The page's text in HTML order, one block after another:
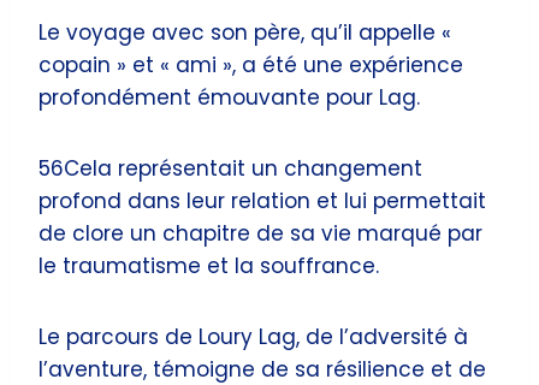
Le voyage avec son père, qu’il appelle «
copain » et « ami », a été une expérience
profondément émouvante pour Lag.
56Cela représentait un changement
profond dans leur relation et lui permettait
de clore un chapitre de sa vie marqué par
le traumatisme et la souffrance.
Le parcours de Loury Lag, de l’adversité à
l’aventure, témoigne de sa résilience et de